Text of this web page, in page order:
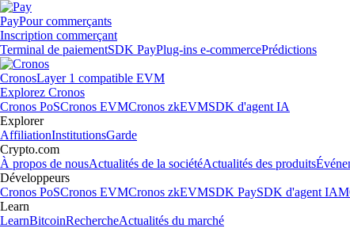
PayPour commerçants
Inscription commerçant
Terminal de paiementSDK PayPlug-ins e-commercePrédictions
CronosLayer 1 compatible EVM
Explorez Cronos
Cronos PoSCronos EVMCronos zkEVMSDK d'agent IA
Explorer
AffiliationInstitutionsGarde
Crypto.com
À propos de nousActualités de la sociétéActualités des produits
Développeurs
Cronos PoSCronos EVMCronos zkEVMSDK PaySDK d'agent IA
Learn
LearnBitcoinRechercheActualités du marché